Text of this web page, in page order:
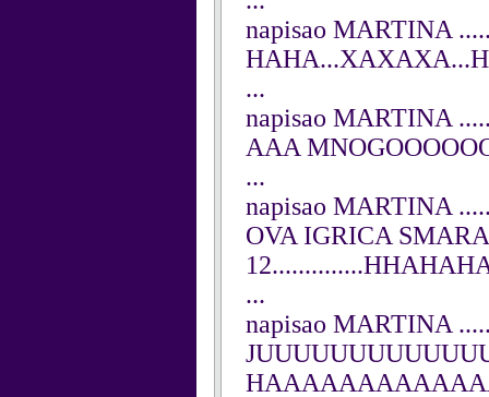
napisao MARTINA
...
napisao MARTINA
AAA
...
napisao MARTINA
OVA IGRICA
...
napisao MARTINA